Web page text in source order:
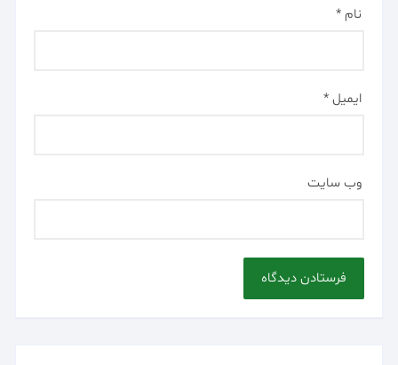
نام*
ایمیل*
وب‌ سایت